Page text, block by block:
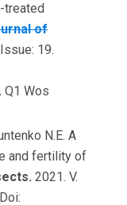
treated
of
19.
Q1 Wos
N.E. A
and fertility of
2021. V.